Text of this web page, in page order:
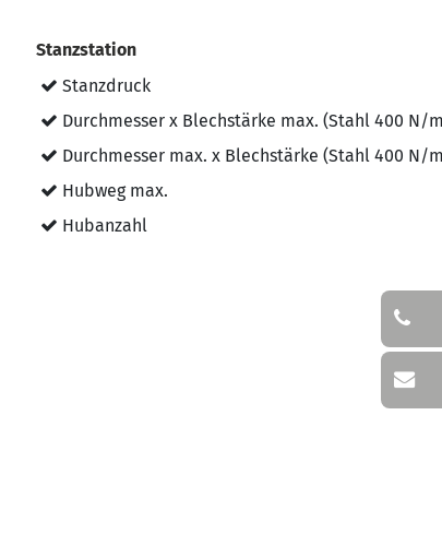
Stanzstation
Stanzdruck
Durchmesser x Blechstärke max. (Stahl 400 N/
Durchmesser max. x Blechstärke (Stahl 400 N/
Hubweg max.
Hubanzahl